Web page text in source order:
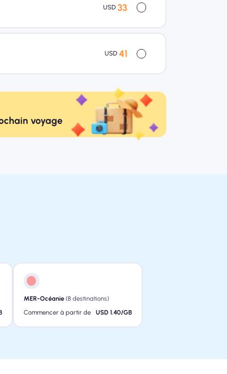
USD 33
USD 41
voyage
MER-Océanie(8 destinations)
Commencer à partir de
USD 1.40/GB